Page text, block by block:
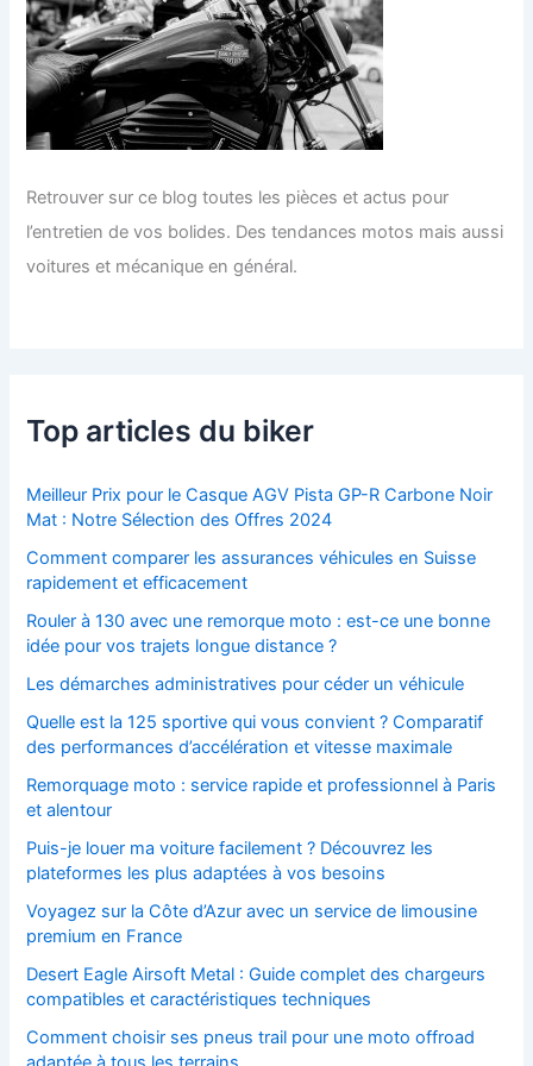
Retrouver sur ce blog toutes les pièces et actus pour
l’entretien de vos bolides. Des tendances motos mais aussi
voitures et mécanique en général.
Top articles du biker
Meilleur Prix pour le Casque AGV Pista GP-R Carbone Noir
Mat : Notre Sélection des Offres 2024
Comment comparer les assurances véhicules en Suisse
rapidement et efficacement
Rouler à 130 avec une remorque moto : est-ce une bonne
idée pour vos trajets longue distance ?
Les démarches administratives pour céder un véhicule
Quelle est la 125 sportive qui vous convient ? Comparatif
des performances d’accélération et vitesse maximale
Remorquage moto : service rapide et professionnel à Paris
et alentour
Puis-je louer ma voiture facilement ? Découvrez les
plateformes les plus adaptées à vos besoins
Voyagez sur la Côte d’Azur avec un service de limousine
premium en France
Desert Eagle Airsoft Metal : Guide complet des chargeurs
compatibles et caractéristiques techniques
Comment choisir ses pneus trail pour une moto offroad